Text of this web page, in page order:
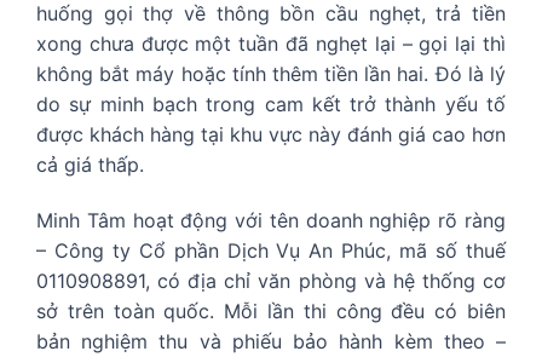
huống gọi thợ về thông bồn cầu nghẹt, trả tiền
xong chưa được một tuần đã nghẹt lại – gọi lại thì
không bắt máy hoặc tính thêm tiền lần hai. Đó là lý
do sự minh bạch trong cam kết trở thành yếu tố
được khách hàng tại khu vực này đánh giá cao hơn
cả giá thấp.
Minh Tâm hoạt động với tên doanh nghiệp rõ ràng
– Công ty Cổ phần Dịch Vụ An Phúc, mã số thuế
0110908891, có địa chỉ văn phòng và hệ thống cơ
sở trên toàn quốc. Mỗi lần thi công đều có biên
bản nghiệm thu và phiếu bảo hành kèm theo –